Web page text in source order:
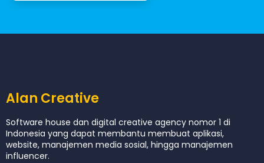
Alan Creative
Software house dan digital creative agency nomor 1 di
Indonesia yang dapat membantu membuat aplikasi,
website, manajemen media sosial, hingga manajemen
influencer.